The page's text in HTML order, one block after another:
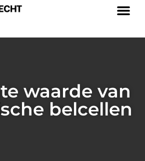
waarde van
belcellen